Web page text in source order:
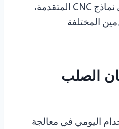
من النماذج القياسية إلى نماذج CNC المتقدمة،
المختلفة
الصلب
اليومي في معالجة